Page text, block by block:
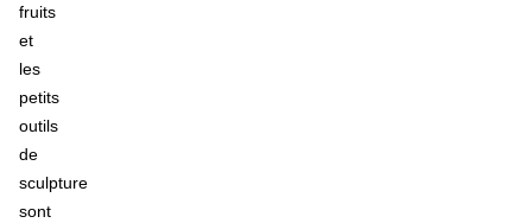
fruits
et
les
petits
outils
de
sculpture
sont